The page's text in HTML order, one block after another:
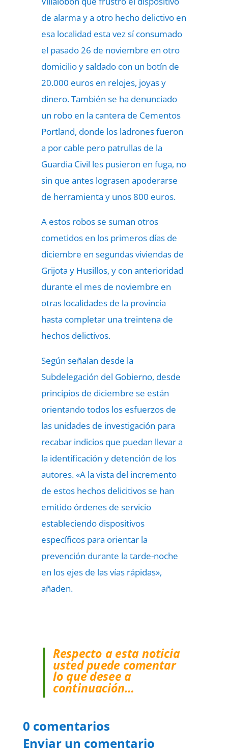
de alarma y a otro hecho delictivo en
esa localidad esta vez sí consumado
el pasado 26 de noviembre en otro
domicilio y saldado con un botín de
20.000 euros en relojes, joyas y
dinero. También se ha denunciado
un robo en la cantera de Cementos
Portland, donde los ladrones fueron
a por cable pero patrullas de la
Guardia Civil les pusieron en fuga, no
sin que antes lograsen apoderarse
de herramienta y unos 800 euros.
A estos robos se suman otros
cometidos en los primeros días de
diciembre en segundas viviendas de
Grijota y Husillos, y con anterioridad
durante el mes de noviembre en
otras localidades de la provincia
hasta completar una treintena de
hechos delictivos.
Según señalan desde la
Subdelegación del Gobierno, desde
principios de diciembre se están
orientando todos los esfuerzos de
las unidades de investigación para
recabar indicios que puedan llevar a
la identificación y detención de los
autores. «A la vista del incremento
de estos hechos delicitivos se han
emitido órdenes de servicio
estableciendo dispositivos
específicos para orientar la
prevención durante la tarde-noche
en los ejes de las vías rápidas»,
añaden.
Respecto a esta noticia
usted puede comentar
lo que desee a
continuación…
0 comentarios
Enviar un comentario